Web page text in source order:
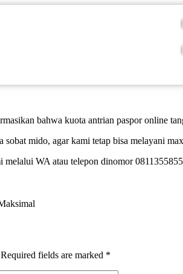
bahwa kuota antrian paspor online
sobat mido, agar kami tetap bisa melayani
WA atau telepon dinomor
Required fields are marked *